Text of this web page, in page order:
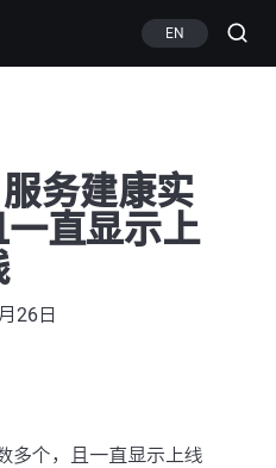
EN
务建康实
直显示上
26日
多个，且一直显示上线